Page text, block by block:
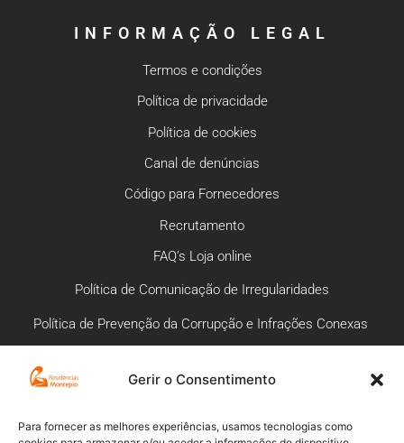
Gerir o Consentimento
Para fornecer as melhores experiências, usamos tecnologias como
INFORMAÇÃO LEGAL
Termos e condições
Política de privacidade
Política de cookies
Canal de denúncias
Código para Fornecedores
Recrutamento
FAQ’s Loja online
Política de Comunicação de Irregularidades
Política de Prevenção da Corrupção e Infrações Conexas
APOIO AO CLIENTE
Meios de pagamento